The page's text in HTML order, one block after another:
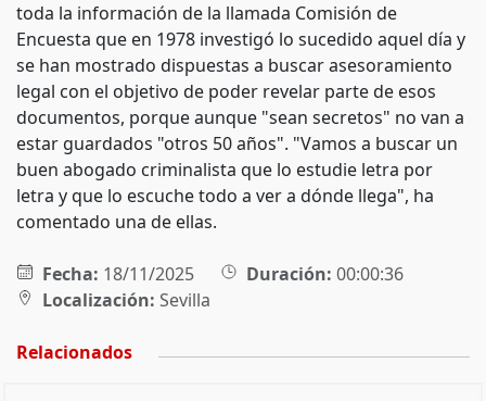
toda la información de la llamada Comisión de
Encuesta que en 1978 investigó lo sucedido aquel día y
se han mostrado dispuestas a buscar asesoramiento
legal con el objetivo de poder revelar parte de esos
documentos, porque aunque "sean secretos" no van a
estar guardados "otros 50 años". "Vamos a buscar un
buen abogado criminalista que lo estudie letra por
letra y que lo escuche todo a ver a dónde llega", ha
comentado una de ellas.
Fecha: 18/11/2025 Duración: 00:00:36
Localización: Sevilla
Relacionados